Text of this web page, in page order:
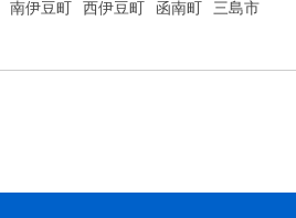
南伊豆町 西伊豆町 函南町
三島市